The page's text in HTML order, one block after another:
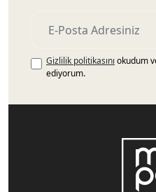
Gizlilik politikasını okudum
ediyorum.